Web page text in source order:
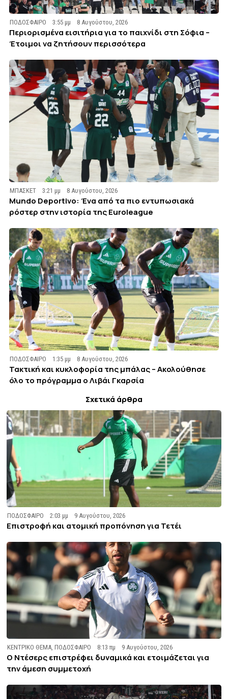
ΠΟΔΟΣΦΑΙΡΟ 3:55 μμ 8 Αυγούστου, 2026
Περιορισμένα εισιτήρια για το παιχνίδι στη Σόφια –
Έτοιμοι να ζητήσουν περισσότερα
ΜΠΑΣΚΕΤ 3:21 μμ 8 Αυγούστου, 2026
Mundo Deportivo: Ένα από τα πιο εντυπωσιακά
ρόστερ στην ιστορία της Euroleague
ΠΟΔΟΣΦΑΙΡΟ 1:35 μμ 8 Αυγούστου, 2026
Τακτική και κυκλοφορία της μπάλας – Ακολούθησε
όλο το πρόγραμμα ο Λιβάι Γκαρσία
Σχετικά άρθρα
ΠΟΔΟΣΦΑΙΡΟ 2:03 μμ 9 Αυγούστου, 2026
Επιστροφή και ατομική προπόνηση για Τετέι
ΚΕΝΤΡΙΚΟ ΘΕΜΑ ,ΠΟΔΟΣΦΑΙΡΟ 8:13 πμ 9 Αυγούστου, 2026
Ο Ντέσερς επιστρέφει δυναμικά και ετοιμάζεται για
την άμεση συμμετοχή